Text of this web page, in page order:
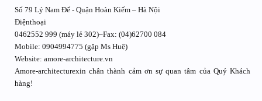
Số 79 Lý Nam Đế - Quận Hoàn Kiếm – Hà Nội
Điệnthoại
0462552 999 (máy lẻ 302)–Fax: (04)62700 084
Mobile: 0904994775 (gặp Ms Huệ)
Website: amore-architecture.vn
Amore-architecturexin chân thành cảm ơn sự quan tâm của Quý Khách
hàng!